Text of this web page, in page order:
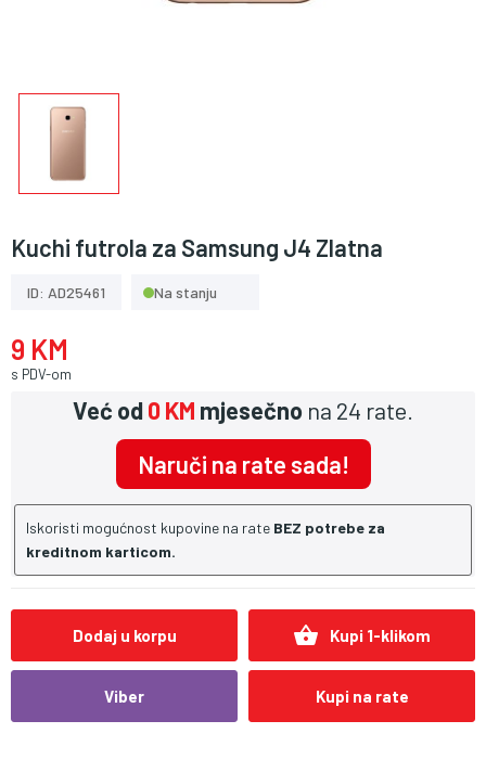
Kuchi futrola za Samsung J4 Zlatna
ID: AD25461 Na stanju
9 KM
s PDV-om
Već od0 KM mjesečno na 24 rate.
Naruči na rate sada!
Iskoristi mogućnost kupovine na rate BEZ potrebe za
kreditnom karticom.
Dodaj u korpu shopping_basket Kupi 1-klikom
Viber Kupi na rate